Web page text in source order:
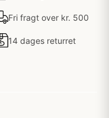
Fri fragt over kr. 500
14 dages returret